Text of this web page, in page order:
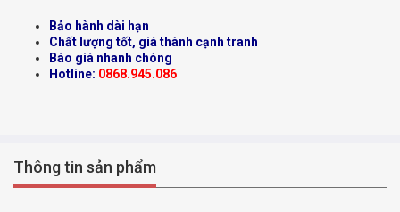
Bảo hành dài hạn
Chất lượng tốt, giá thành cạnh tranh
Báo giá nhanh chóng
Hotline: 0868.945.086
Thông tin sản phẩm